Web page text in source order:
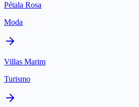
Pétala Rosa
Moda
Villas Marim
Turismo